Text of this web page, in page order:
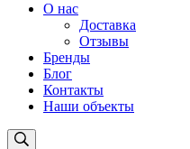
О нас
Доставка
Отзывы
Бренды
Блог
Контакты
Наши объекты